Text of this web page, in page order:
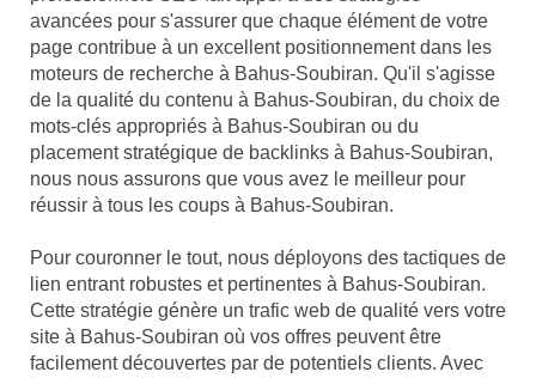
avancées pour s'assurer que chaque élément de votre
page contribue à un excellent positionnement dans les
moteurs de recherche à Bahus-Soubiran. Qu'il s'agisse
de la qualité du contenu à Bahus-Soubiran, du choix de
mots-clés appropriés à Bahus-Soubiran ou du
placement stratégique de backlinks à Bahus-Soubiran,
nous nous assurons que vous avez le meilleur pour
réussir à tous les coups à Bahus-Soubiran.
Pour couronner le tout, nous déployons des tactiques de
lien entrant robustes et pertinentes à Bahus-Soubiran.
Cette stratégie génère un trafic web de qualité vers votre
site à Bahus-Soubiran où vos offres peuvent être
facilement découvertes par de potentiels clients. Avec